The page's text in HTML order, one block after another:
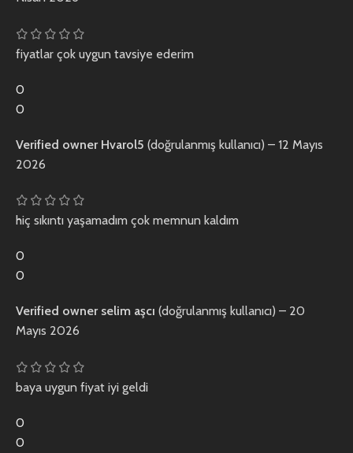
fiyatlar çok uygun tavsiye ederim
0
0
Verified owner Hvarol5 (doğrulanmış kullanıcı) – 12 Mayıs
2026
hiç sıkıntı yaşamadım çok memnun kaldım
0
0
Verified owner selim aşcı (doğrulanmış kullanıcı) – 20
Mayıs 2026
baya uygun fiyat iyi geldi
0
0